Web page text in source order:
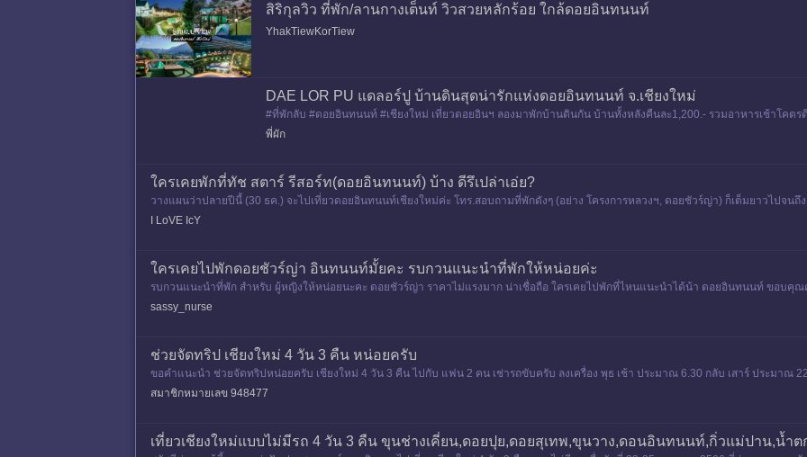
สิริกุลวิว ที่พัก/ลานกางเต็นท์ วิวสวยหลักร้อย ใกล้ดอยอินทนนท์
YhakTiewKorTiew
DAE LOR PU แดลอร์ปู บ้านดินสุดน่ารักแห่งดอยอินทนนท์ จ.เชียงใหม่
#ที่พักลับ #ดอยอินทนนท์ #เชียงใหม่ เที่ยวดอยอินฯ ลองมาพักบ้านดินกัน บ้านทั้งหลังคืนละ1,200.- รวมอาหารเช้าโคต
าเป็นเจ้าของที่พัก
พี่ผัก
ใครเคยพักที่ทัช สตาร์ รีสอร์ท(ดอยอินทนนท์) บ้าง ดีรึเปล่าเอ่ย?
วางแผนว่าปลายปีนี้ (30 ธค.) จะไปเที่ยวดอยอินทนนท์เชียงใหม่ค่ะ โทร.สอบถามที่พักดังๆ (อย่าง โครงการหลวงฯ, ดอยชัวร์ญ่า) ก็เต็มยาวไปจน
ชสตาร์ รีสอ
I LoVE IcY
ใครเคยไปพักดอยชัวร์ญ่า อินทนนท์มั้ยคะ รบกวนแนะนำที่พักให้หน่อยค่ะ
รบกวนแนะนำที่พัก สำหรับ ผู้หญิงให้หน่อยนะคะ ดอยชัวร์ญ่า ราคาไม่แรงมาก น่าเชื่อถือ ใครเคยไปพักที่ไหนแนะนำได้น้า ดอยอินทนนท์ ขอบคุณ
sassy_nurse
ช่วยจัดทริป เชียงใหม่ 4 วัน 3 คืน หน่อยครับ
ขอคำแนะนำ ช่วยจัดทริปหน่อยครับ เชียงใหม่ 4 วัน 3 คืน ไปกับ แฟน 2 คน เช่ารถขับครับ ลงเครื่อง พุธ เช้า ประมาณ 6.30 กลับ เสาร์ ประมาณ
สมาชิกหมายเลข 948477
เที่ยวเชียงใหม่แบบไม่มีรถ 4 วัน 3 คืน ขุนช่างเคี่ยน,ดอยปุย,ดอยสุเทพ,ขุนวาง,ดอนอินทนนท์,กิ่วแม่ปาน,น้ำต